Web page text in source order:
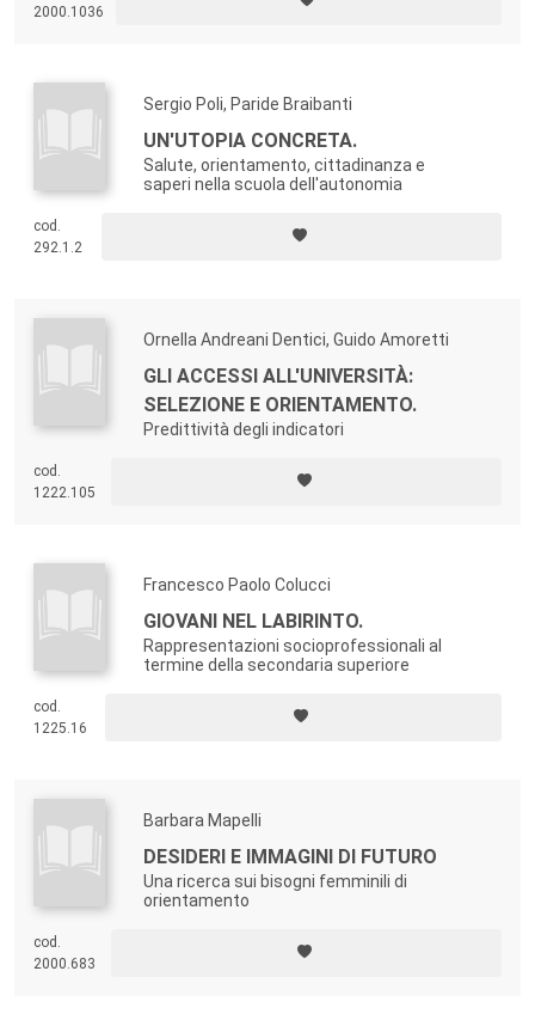
2000.1036
Sergio Poli, Paride Braibanti
UN'UTOPIA CONCRETA.
Salute, orientamento, cittadinanza e
saperi nella scuola dell'autonomia
cod.
292.1.2
Ornella Andreani Dentici, Guido Amoretti
GLI ACCESSI ALL'UNIVERSITÀ:
SELEZIONE E ORIENTAMENTO.
Predittività degli indicatori
cod.
1222.105
Francesco Paolo Colucci
GIOVANI NEL LABIRINTO.
Rappresentazioni socioprofessionali al
termine della secondaria superiore
cod.
1225.16
Barbara Mapelli
DESIDERI E IMMAGINI DI FUTURO
Una ricerca sui bisogni femminili di
orientamento
cod.
2000.683